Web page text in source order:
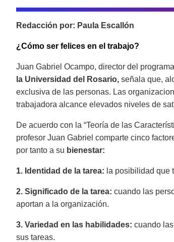
Redacción por: Paula Escallón
¿Cómo ser felices en el trabajo?
Juan Gabriel Ocampo, director del
la Universidad del Rosario, señala que,
exclusiva de las personas. Las
trabajadora alcance elevados niveles de
De acuerdo con la “Teoría de las
profesor Juan Gabriel comparte cinco
por tanto a su bienestar:
1. Identidad de la tarea: la posibilidad que
2. Significado de la tarea: cuando las
aportan a la organización.
3. Variedad en las habilidades: cuando
sus tareas.